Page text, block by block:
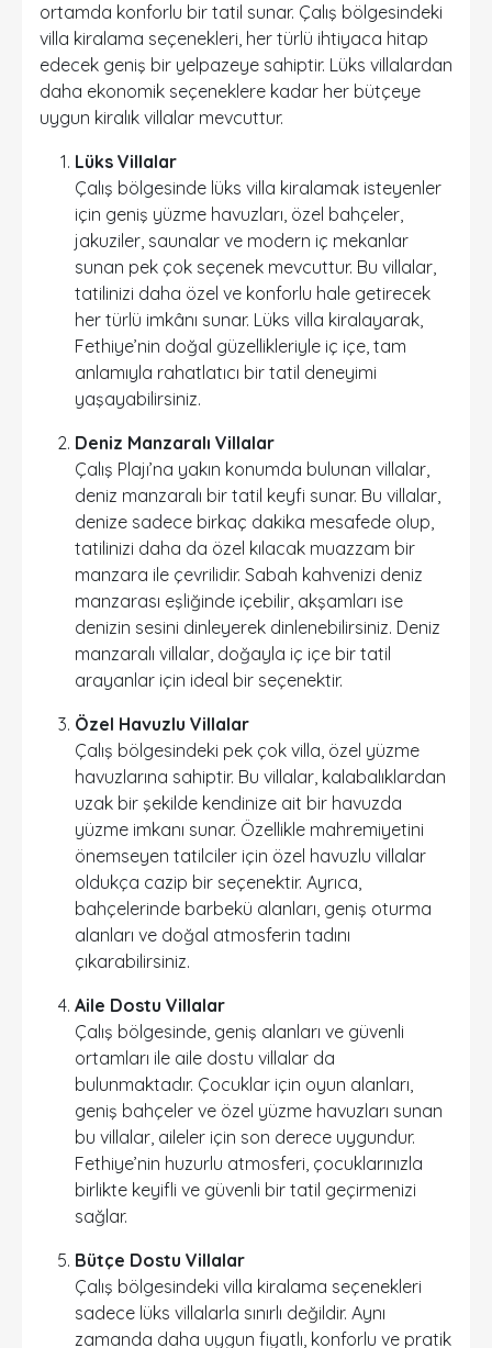
ortamda konforlu bir tatil sunar. Çalış bölgesindeki
villa kiralama seçenekleri, her türlü ihtiyaca hitap
edecek geniş bir yelpazeye sahiptir. Lüks villalardan
daha ekonomik seçeneklere kadar her bütçeye
uygun kiralık villalar mevcuttur.
Lüks Villalar
Çalış bölgesinde lüks villa kiralamak isteyenler
için geniş yüzme havuzları, özel bahçeler,
jakuziler, saunalar ve modern iç mekanlar
sunan pek çok seçenek mevcuttur. Bu villalar,
tatilinizi daha özel ve konforlu hale getirecek
her türlü imkânı sunar. Lüks villa kiralayarak,
Fethiye’nin doğal güzellikleriyle iç içe, tam
anlamıyla rahatlatıcı bir tatil deneyimi
yaşayabilirsiniz.
Deniz Manzaralı Villalar
Çalış Plajı’na yakın konumda bulunan villalar,
deniz manzaralı bir tatil keyfi sunar. Bu villalar,
denize sadece birkaç dakika mesafede olup,
tatilinizi daha da özel kılacak muazzam bir
manzara ile çevrilidir. Sabah kahvenizi deniz
manzarası eşliğinde içebilir, akşamları ise
denizin sesini dinleyerek dinlenebilirsiniz. Deniz
manzaralı villalar, doğayla iç içe bir tatil
arayanlar için ideal bir seçenektir.
Özel Havuzlu Villalar
Çalış bölgesindeki pek çok villa, özel yüzme
havuzlarına sahiptir. Bu villalar, kalabalıklardan
uzak bir şekilde kendinize ait bir havuzda
yüzme imkanı sunar. Özellikle mahremiyetini
önemseyen tatilciler için özel havuzlu villalar
oldukça cazip bir seçenektir. Ayrıca,
bahçelerinde barbekü alanları, geniş oturma
alanları ve doğal atmosferin tadını
çıkarabilirsiniz.
Aile Dostu Villalar
Çalış bölgesinde, geniş alanları ve güvenli
ortamları ile aile dostu villalar da
bulunmaktadır. Çocuklar için oyun alanları,
geniş bahçeler ve özel yüzme havuzları sunan
bu villalar, aileler için son derece uygundur.
Fethiye’nin huzurlu atmosferi, çocuklarınızla
birlikte keyifli ve güvenli bir tatil geçirmenizi
sağlar.
Bütçe Dostu Villalar
Çalış bölgesindeki villa kiralama seçenekleri
sadece lüks villalarla sınırlı değildir. Aynı
zamanda daha uygun fiyatlı, konforlu ve pratik